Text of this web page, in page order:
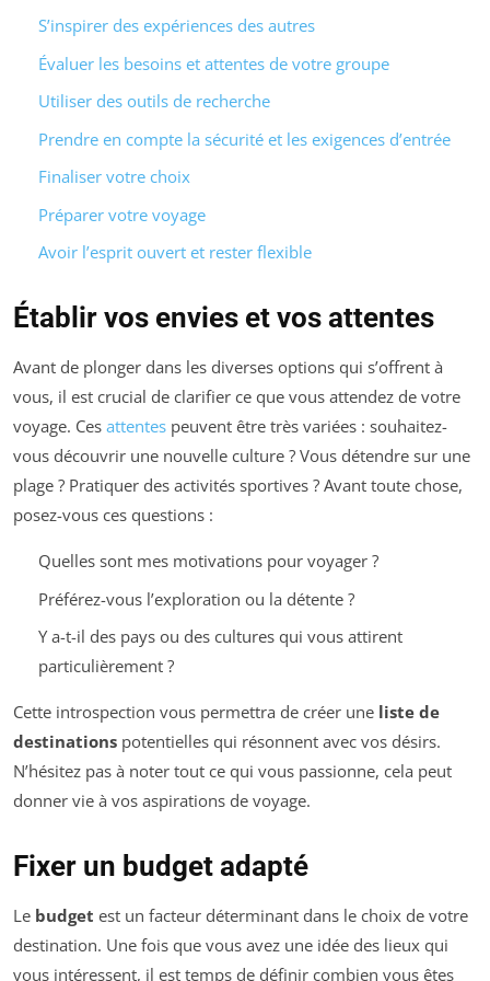
S’inspirer des expériences des autres
Évaluer les besoins et attentes de votre groupe
Utiliser des outils de recherche
Prendre en compte la sécurité et les exigences d’entrée
Finaliser votre choix
Préparer votre voyage
Avoir l’esprit ouvert et rester flexible
Établir vos envies et vos attentes
Avant de plonger dans les diverses options qui s’offrent à
vous, il est crucial de clarifier ce que vous attendez de votre
voyage. Ces attentes peuvent être très variées : souhaitez-
vous découvrir une nouvelle culture ? Vous détendre sur une
plage ? Pratiquer des activités sportives ? Avant toute chose,
posez-vous ces questions :
Quelles sont mes motivations pour voyager ?
Préférez-vous l’exploration ou la détente ?
Y a-t-il des pays ou des cultures qui vous attirent
particulièrement ?
Cette introspection vous permettra de créer une liste de
destinations potentielles qui résonnent avec vos désirs.
N’hésitez pas à noter tout ce qui vous passionne, cela peut
donner vie à vos aspirations de voyage.
Fixer un budget adapté
Le budget est un facteur déterminant dans le choix de votre
destination. Une fois que vous avez une idée des lieux qui
vous intéressent, il est temps de définir combien vous êtes